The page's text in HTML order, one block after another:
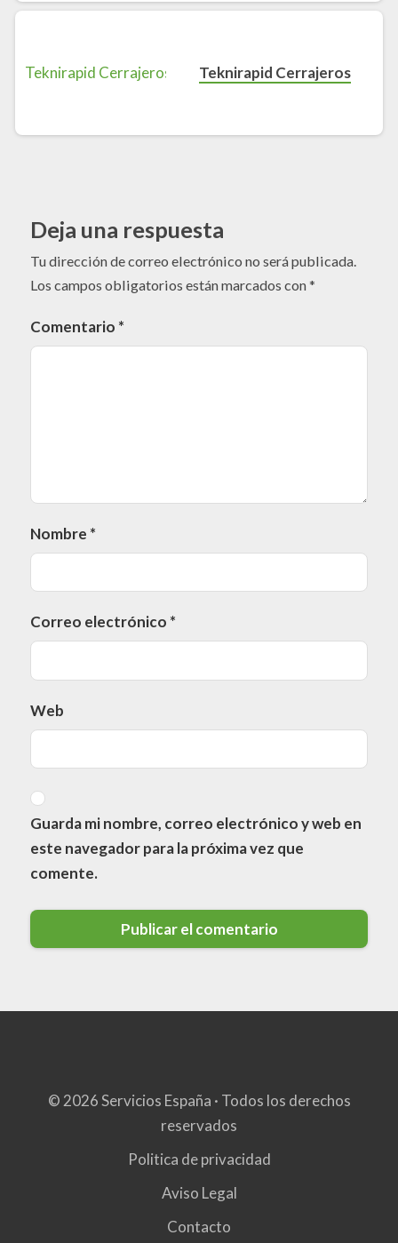
Teknirapid Cerrajeros
Deja una respuesta
Tu dirección de correo electrónico no será publicada.
Los campos obligatorios están marcados con*
Comentario *
Nombre *
Correo electrónico *
Web
Guarda mi nombre, correo electrónico y web en
este navegador para la próxima vez que
comente.
© 2026 Servicios España · Todos los derechos
reservados
Politica de privacidad
Aviso Legal
Contacto